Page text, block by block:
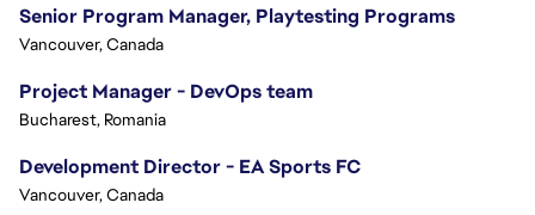
Senior Program Manager, Playtesting Programs
Vancouver, Canada
Project Manager - DevOps team
Bucharest, Romania
Development Director - EA Sports FC
Vancouver, Canada